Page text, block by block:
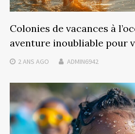
Colonies de vacances à
aventure inoubliable pour
2 ANS AGO ADMIN6942